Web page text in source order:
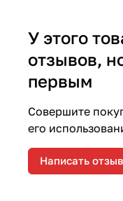
У этого
отзывов,
первым
Совершите
его
Написать отзыв